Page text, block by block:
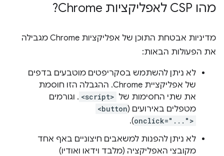
מהו CSP לאפליקציות Chrome?
מדיניות אבטחת התוכן של אפליקציות Chrome מגבילה
את הפעולות הבאות:
לא ניתן להשתמש בסקריפטים מוטבעים בדפים
של אפליקציית Chrome. ההגבלה הזו חוסמת
את שתי החסימות של <script> . וגורמים
מטפלים באירועים (<button
onclick="...">
).
לא ניתן להפנות למשאבים חיצוניים באף אחד
מקובצי האפליקציה (מלבד וידאו ואודיו)